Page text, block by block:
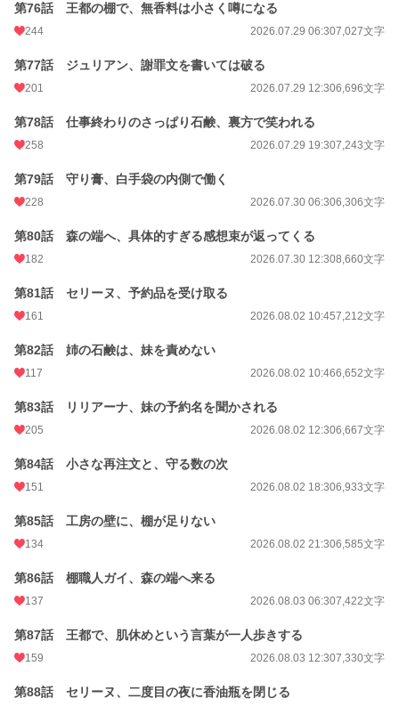
第76話 王都の棚で、無香料は小さく噂になる
244 2026.07.29 06:307,027文字
第77話 ジュリアン、謝罪文を書いては破る
201 2026.07.29 12:306,696文字
第78話 仕事終わりのさっぱり石鹸、裏方で笑われる
258 2026.07.29 19:307,243文字
第79話 守り膏、白手袋の内側で働く
228 2026.07.30 06:306,306文字
第80話 森の端へ、具体的すぎる感想束が返ってくる
182 2026.07.30 12:308,660文字
第81話 セリーヌ、予約品を受け取る
161 2026.08.02 10:457,212文字
第82話 姉の石鹸は、妹を責めない
117 2026.08.02 10:466,652文字
第83話 リリアーナ、妹の予約名を聞かされる
205 2026.08.02 12:306,667文字
第84話 小さな再注文と、守る数の次
151 2026.08.02 18:306,933文字
第85話 工房の壁に、棚が足りない
134 2026.08.02 21:306,585文字
第86話 棚職人ガイ、森の端へ来る
137 2026.08.03 06:307,422文字
第87話 王都で、肌休めという言葉が一人歩きする
159 2026.08.03 12:307,330文字
第88話 セリーヌ、二度目の夜に香油瓶を閉じる